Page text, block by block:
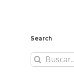
Search
Buscar: